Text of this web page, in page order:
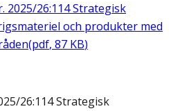
2025/26:114 Strategisk
och produkter med
(pdf, 87 KB)
26:114 Strategisk